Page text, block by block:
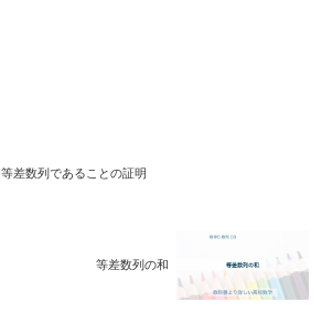
等差数列であることの証明
等差数列の和